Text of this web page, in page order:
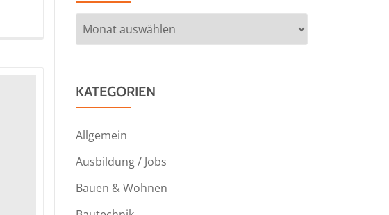
Archiv
KATEGORIEN
Allgemein
Ausbildung / Jobs
Bauen & Wohnen